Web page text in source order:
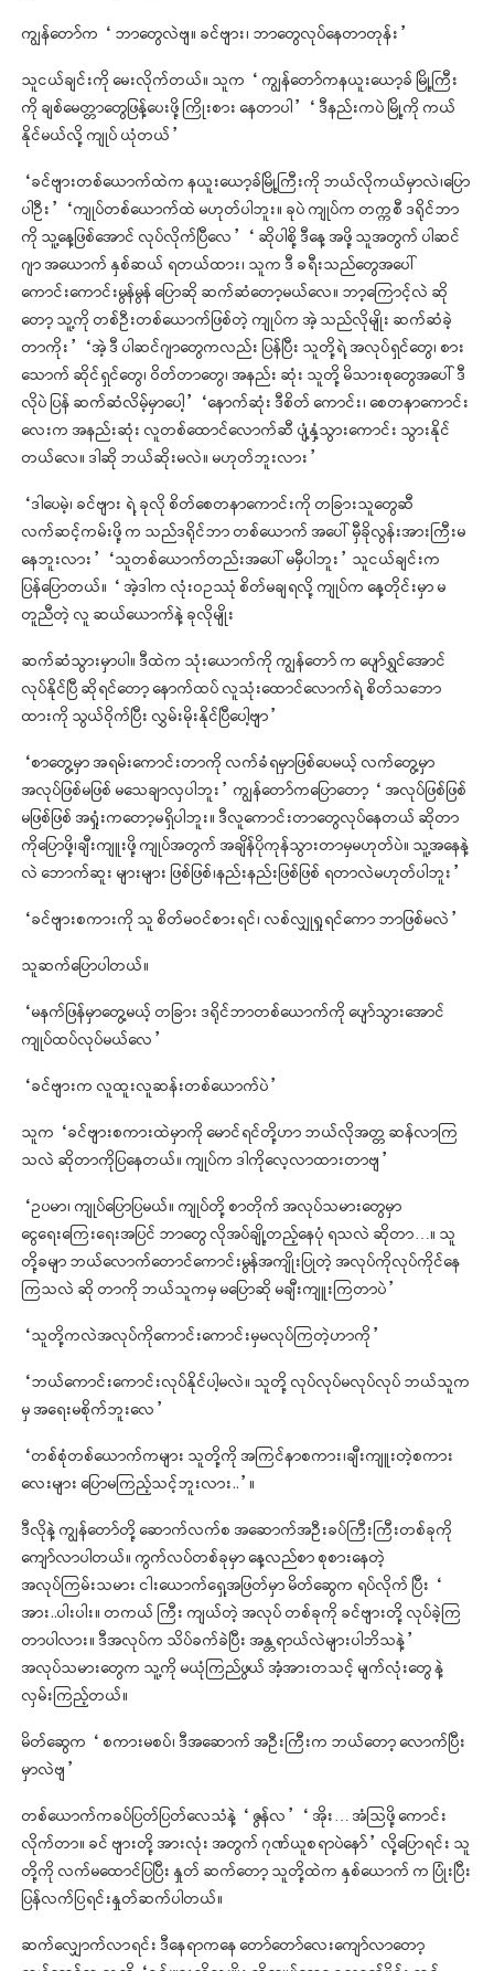
ကျွန်တော်က “ ဘာတွေလဲဗျ။ ခင်ဗျား၊ ဘာတွေလုပ်နေတာတုန်း”
သူငယ်ချင်းကို မေးလိုက်တယ်။ သူက “ ကျွန်တော်ကနယူးယော့ခ် မြို့ကြီး
ကို ချစ်မေတ္တာတွေဖြန့်ပေးဖို့ ကြိုးစား နေတာပါ” “ ဒီနည်းကပဲ မြို့ကို ကယ်
နိုင်မယ်လို့ ကျုပ် ယုံတယ်”
“ခင်ဗျားတစ်ယောက်ထဲက နယူးယော့ခ်မြို့ကြီးကို ဘယ်လိုကယ်မှာလဲ၊ပြော
ပါဦး” “ကျုပ်တစ်ယောက်ထဲ မဟုတ်ပါဘူး။ ခုပဲ ကျုပ်က တက္ကစီ ဒရိုင်ဘာ
ကို သူ့နေ့ဖြစ်အောင် လုပ်လိုက်ပြီလေ” “ ဆိုပါစို့ ဒီနေ့ အဖို့ သူအတွက် ပါဆင်
ဂျာ အယောက် နှစ်ဆယ် ရတယ်ထား၊ သူက ဒီ ခရီးသည်တွေအပေါ်
ကောင်းကောင်းမွန်မွန် ပြောဆို ဆက်ဆံတော့မယ်လေ။ ဘာ့ကြောင့်လဲ ဆို
တော့ သူ့ကို တစ်ဦးတစ်ယောက်ဖြစ်တဲ့ ကျုပ်က အဲ့ သည်လိုမျိုး ဆက်ဆံခဲ့
တာကိုး” “အဲ့ ဒီ ပါဆင်ဂျာတွေကလည်း ပြန်ပြီး သူတို့ရဲ့ အလုပ်ရှင်တွေ၊ စား
သောက် ဆိုင်ရှင်တွေ၊ ဝိတ်တာတွေ၊ အနည်း ဆုံး သူတို့ မိသားစုတွေအပေါ် ဒီ
လိုပဲ ပြန် ဆက်ဆံလိမ့်မှာပေါ့” “နောက်ဆုံး ဒီစိတ် ကောင်း၊ စေတနာကောင်း
လေးက အနည်းဆုံး လူတစ်ထောင်လောက်ဆီ ပျံ့နှံ့သွားကောင်း သွားနိုင်
တယ်လေ။ ဒါဆို ဘယ်ဆိုးမလဲ။ မဟုတ်ဘူးလား”
“ဒါပေမဲ့၊ ခင်ဗျား ရဲ့ ခုလို စိတ်စေတနာကောင်းကို တခြားသူတွေဆီ
လက်ဆင့်ကမ်းဖို့ က သည်ဒရိုင်ဘာ တစ်ယောက် အပေါ် မှီခိုလွန်းအားကြီးမ
နေဘူးလား” “သူတစ်ယောက်တည်းအပေါ် မမှီပါဘူး” သူငယ်ချင်းက
ပြန်ပြောတယ်။ “ အဲ့ဒါက လုံးဝဥဿုံ စိတ်မချရလို့ ကျုပ်က နေ့တိုင်းမှာ မ
တူညီတဲ့ လူ ဆယ်ယောက်နဲ့ ခုလိုမျိုး
ဆက်ဆံသွားမှာပါ။ ဒီထဲက သုံးယောက်ကို ကျွန်တော် က ပျော်ရွှင်အောင်
လုပ်နိုင်ပြီ ဆိုရင်တော့ နောက်ထပ် လူသုံးထောင်လောက်ရဲ့ စိတ်သဘော
ထားကို သွယ်ဝိုက်ပြီး လွှမ်းမိုးနိုင်ပြီပေါ့ဗျာ”
“စာတွေ့မှာ အရမ်းကောင်းတာကို လက်ခံရမှာဖြစ်ပေမယ့် လက်တွေ့မှာ
အလုပ်ဖြစ်မဖြစ် မသေချာလှပါဘူး” ကျွန်တော်ကပြောတော့ “ အလုပ်ဖြစ်ဖြစ်
မဖြစ်ဖြစ် အရှုံးကတော့မရှိပါဘူး။ ဒီလူကောင်းတာတွေလုပ်နေတယ် ဆိုတာ
ကိုပြောဖို့၊ချီးကျူးဖို့ ကျုပ်အတွက် အချိန်ပိုကုန်သွားတာမှမဟုတ်ပဲ။ သူ့အနေနဲ့
လဲ ဘောက်ဆူး များများ ဖြစ်ဖြစ်၊နည်းနည်းဖြစ်ဖြစ် ရတာလဲမဟုတ်ပါဘူး”
“ခင်ဗျားစကားကို သူ စိတ်မဝင်စားရင်၊ လစ်လျှုရှုရင်ကော ဘာဖြစ်မလဲ”
သူဆက်ပြောပါတယ်။
“မနက်ဖြန်မှာတွေ့မယ့် တခြား ဒရိုင်ဘာတစ်ယောက်ကို ပျော်သွားအောင်
ကျုပ်ထပ်လုပ်မယ်လေ”
“ခင်ဗျားက လူထူးလူဆန်းတစ်ယောက်ပဲ”
သူက “ခင်ဗျားစကားထဲမှာကို မောင်ရင်တို့ဟာ ဘယ်လိုအတ္တ ဆန်လာကြ
သလဲ ဆိုတာကိုပြနေတယ်။ ကျုပ်က ဒါကိုလေ့လာထားတာဗျ”
“ဥပမာ၊ ကျုပ်ပြောပြမယ်။ ကျုပ်တို့ စာတိုက် အလုပ်သမားတွေမှာ
ငွေရေးကြေးရေးအပြင် ဘာတွေ လိုအပ်ချို့တည့်နေပုံ ရသလဲ ဆိုတာ…။ သူ
တို့ခမျာ ဘယ်လောက်တောင်ကောင်းမွန်အကျိုးပြုတဲ့ အလုပ်ကိုလုပ်ကိုင်နေ
ကြသလဲ ဆို တာကို ဘယ်သူကမှ မပြောဆို မချီးကျူးကြတာပဲ”
“သူတို့ကလဲအလုပ်ကိုကောင်းကောင်းမှမလုပ်ကြတဲ့ဟာကို”
“ဘယ်ကောင်းကောင်းလုပ်နိုင်ပါ့မလဲ။ သူတို့ လုပ်လုပ်မလုပ်လုပ် ဘယ်သူက
မှ အရေးမစိုက်ဘူးလေ”
“တစ်စုံတစ်ယောက်ကများ သူတို့ကို အကြင်နာစကား၊ချီးကျူးတဲ့စကား
လေးများ ပြောမကြည့်သင့်ဘူးလား..”။
ဒီလိုနဲ့ ကျွန်တော်တို့ ဆောက်လက်စ အဆောက်အဦးခပ်ကြီးကြီးတစ်ခုကို
ကျော်လာပါတယ်။ ကွက်လပ်တစ်ခုမှာ နေ့လည်စာ စုစားနေတဲ့
အလုပ်ကြမ်းသမား ငါးယောက်ရှေ့အဖြတ်မှာ မိတ်ဆွေက ရပ်လိုက် ပြီး “
အား..ပါးပါး။ တကယ် ကြီး ကျယ်တဲ့ အလုပ် တစ်ခုကို ခင်ဗျားတို့ လုပ်ခဲ့ကြ
တာပါလား။ ဒီအလုပ်က သိပ်ခက်ခဲပြီး အန္တရာယ်လဲများပါဘိသနဲ့”
အလုပ်သမားတွေက သူ့ကို မယုံကြည်ဖွယ် အံ့အားတသင့် မျက်လုံးတွေ နဲ့
လှမ်းကြည့်တယ်။
မိတ်ဆွေက “ စကားမစပ်၊ ဒီအဆောက် အဦးကြီးက ဘယ်တော့ လောက်ပြီး
မှာလဲဗျ”
တစ်ယောက်ကခပ်ပြတ်ပြတ်လေသံနဲ့ “ ဇွန်လ” “ အိုး… အံသြဖို့ ကောင်း
လိုက်တာ။ ခင် ဗျားတို့ အားလုံး အတွက် ဂုဏ်ယူစရာပဲနော်” လို့ပြောရင်း သူ
တို့ကို လက်မထောင်ပြပြီး နှုတ် ဆက်တော့ သူတို့ထဲက နှစ်ယောက် က ပြုံးပြီး
ပြန်လက်ပြရင်းနှုတ်ဆက်ပါတယ်။
ဆက်လျှောက်လာရင်း ဒီနေရာကနေ တော်တော်လေးကျော်လာတော့